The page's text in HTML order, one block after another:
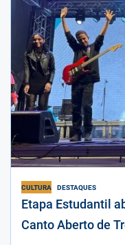
CULTURA DESTAQUES
Etapa Estudantil
Canto Aberto de